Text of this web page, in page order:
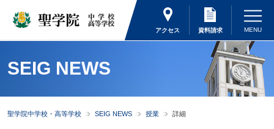
アクセス 資料請求
SEIG NEWS
聖学院中学校・高等学校 SEIG NEWS 授業 詳細